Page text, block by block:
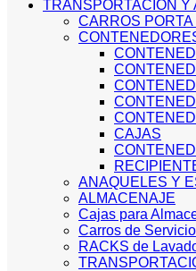
TRANSPORTACION Y
CARROS
CAJAS
ANAQUELES Y
ALMACENAJE
Cajas para
Carros de Servicio
RACKS de